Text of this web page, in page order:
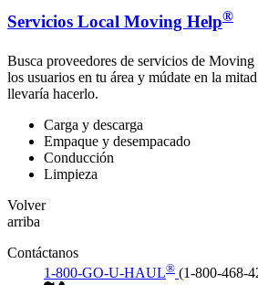
Servicios Local Moving Help®
Busca proveedores de servicios de
los usuarios en tu área y múdate en la
llevaría hacerlo.
Carga y descarga
Empaque y desempacado
Conducción
Limpieza
Volver
arriba
Contáctanos
1-800-GO-U-HAUL® (1-800-468-